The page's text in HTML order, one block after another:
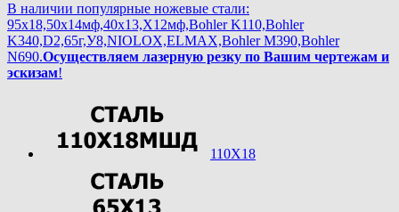
В наличии популярные ножевые стали:
95х18,50х14мф,40х13,Х12мф,Bohler K110,Bohler
K340,D2,65г,У8,NIOLOX,ELMAX,Bohler М390,Bohler
N690.Осуществляем лазерную резку по Вашим чертежам и
эскизам!
110Х18